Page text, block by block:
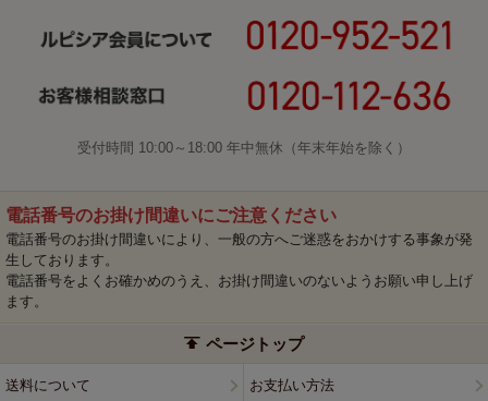
受付時間 10:00～18:00 年中無休（年末年始を除く）
電話番号のお掛け間違いにご注意ください
電話番号のお掛け間違いにより、一般の方へご迷惑をおかけする事象が発
生しております。
電話番号をよくお確かめのうえ、お掛け間違いのないようお願い申し上げ
ます。
ページトップ
送料について お支払い方法